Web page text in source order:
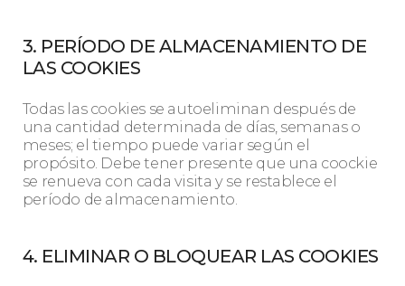
3. PERÍODO DE ALMACENAMIENTO DE
LAS COOKIES
Todas las cookies se autoeliminan después de
una cantidad determinada de días, semanas o
meses; el tiempo puede variar según el
propósito. Debe tener presente que una coockie
se renueva con cada visita y se restablece el
período de almacenamiento.
4. ELIMINAR O BLOQUEAR LAS COOKIES